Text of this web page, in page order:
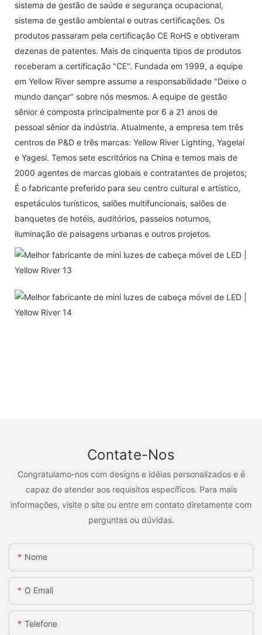
sistema de gestão de saúde e segurança ocupacional,
sistema de gestão ambiental e outras certificações. Os
produtos passaram pela certificação CE RoHS e obtiveram
dezenas de patentes. Mais de cinquenta tipos de produtos
receberam a certificação "CE". Fundada em 1999, a equipe
em Yellow River sempre assume a responsabilidade "Deixe o
mundo dançar" sobre nós mesmos. A equipe de gestão
sênior é composta principalmente por 6 a 21 anos de
pessoal sênior da indústria. Atualmente, a empresa tem três
centros de P&D e três marcas: Yellow River Lighting, Yagelai
e Yagesi. Temos sete escritórios na China e temos mais de
2000 agentes de marcas globais e contratantes de projetos;
É o fabricante preferido para seu centro cultural e artístico,
espetáculos turísticos, salões multifuncionais, salões de
banquetes de hotéis, auditórios, passeios noturnos,
iluminação de paisagens urbanas e outros projetos.
Contate-Nos
Congratulamo-nos com designs e idéias personalizados e é
capaz de atender aos requisitos específicos. Para mais
informações, visite o site ou entre em contato diretamente com
perguntas ou dúvidas.
Nome
O Email
Telefone